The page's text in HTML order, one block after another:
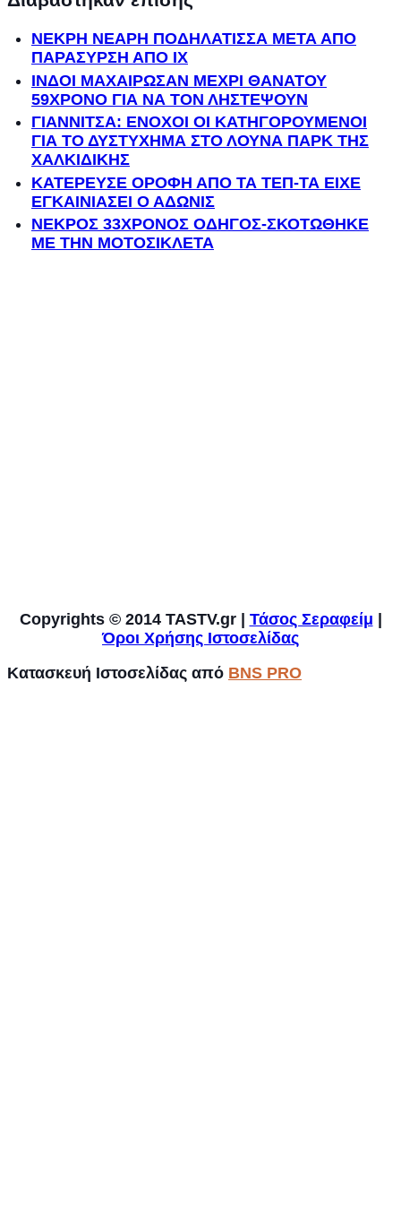
ΝΕΚΡΗ ΝΕΑΡΗ ΠΟΔΗΛΑΤΙΣΣΑ ΜΕΤΑ ΑΠΟ
ΠΑΡΑΣΥΡΣΗ ΑΠΟ ΙΧ
ΙΝΔΟΙ ΜΑΧΑΙΡΩΣΑΝ ΜΕΧΡΙ ΘΑΝΑΤΟΥ
59ΧΡΟΝΟ ΓΙΑ ΝΑ ΤΟΝ ΛΗΣΤΕΨΟΥΝ
ΓΙΑΝΝΙΤΣΑ: ΕΝΟΧΟΙ ΟΙ ΚΑΤΗΓΟΡΟΥΜΕΝΟΙ
ΓΙΑ ΤΟ ΔΥΣΤΥΧΗΜΑ ΣΤΟ ΛΟΥΝΑ ΠΑΡΚ ΤΗΣ
ΧΑΛΚΙΔΙΚΗΣ
ΚΑΤΕΡΕΥΣΕ ΟΡΟΦΗ ΑΠΟ ΤΑ ΤΕΠ-ΤΑ ΕΙΧΕ
ΕΓΚΑΙΝΙΑΣΕΙ Ο ΑΔΩΝΙΣ
ΝΕΚΡΟΣ 33ΧΡΟΝΟΣ ΟΔΗΓΟΣ-ΣΚΟΤΩΘΗΚΕ
ΜΕ ΤΗΝ ΜΟΤΟΣΙΚΛΕΤΑ
Copyrights © 2014 TASTV.gr| Τάσος Σεραφείμ
Όροι Χρήσης Ιστοσελίδας
Κατασκευή Ιστοσελίδας από BNS PRO